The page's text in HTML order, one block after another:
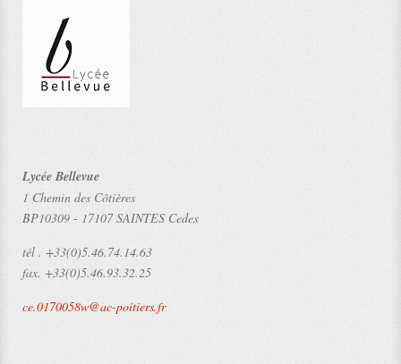
Lycée Bellevue
1 Chemin des Côtières
BP10309 - 17107 SAINTES Cedex
tél . +33(0)5.46.74.14.63
fax. +33(0)5.46.93.32.25
ce.0170058w@ac-poitiers.fr